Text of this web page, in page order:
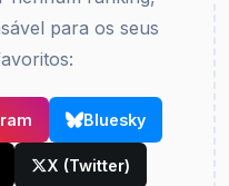
para os seus
Bluesky
X (Twitter)